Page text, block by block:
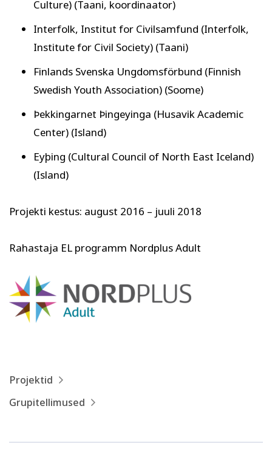
Culture) (Taani, koordinaator)
Interfolk, Institut for Civilsamfund (Interfolk,
Institute for Civil Society) (Taani)
Finlands Svenska Ungdomsförbund (Finnish
Swedish Youth Association) (Soome)
Þekkingarnet Þingeyinga (Husavik Academic
Center) (Island)
Eyþing (Cultural Council of North East Iceland)
(Island)
Projekti kestus: august 2016 – juuli 2018
Rahastaja EL programm Nordplus Adult
Projektid
Grupitellimused